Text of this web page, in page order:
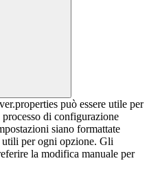
può essere utile per
di configurazione
siano formattate
utili per ogni opzione. Gli
la modifica manuale per